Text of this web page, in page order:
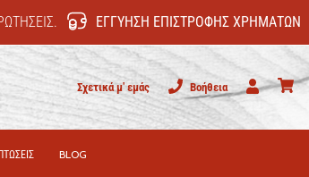
ΕΓΓΎΗΣΗ ΕΠΙΣΤΡΟΦΉΣ ΧΡΗΜΆΤΩΝ
Σχετικά μ' εμάς
Βοήθεια
Χρήστης
BLOG